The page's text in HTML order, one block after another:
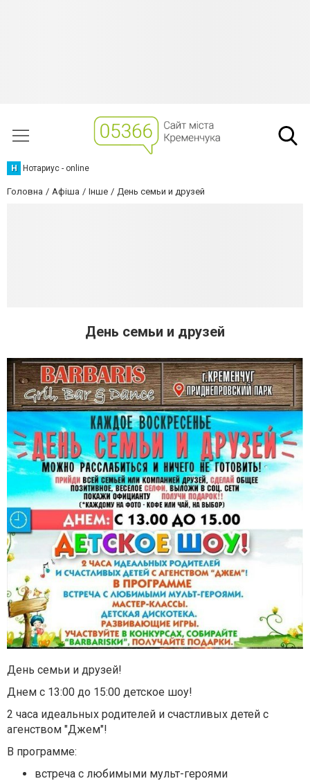
Н Нотариус - online
Головна Афіша Інше День семьи и друзей
День семьи и друзей
День семьи и друзей!
Днем с 13:00 до 15:00 детское шоу!
2 часа идеальных родителей и счастливых детей с
агенством "Джем"!
В программе:
встреча с любимыми мульт-героями